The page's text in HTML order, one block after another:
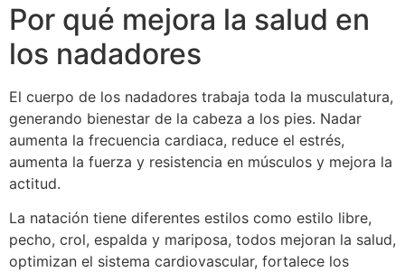
Por qué mejora la salud en
los nadadores
El cuerpo de los nadadores trabaja toda la musculatura,
generando bienestar de la cabeza a los pies. Nadar
aumenta la frecuencia cardiaca, reduce el estrés,
aumenta la fuerza y resistencia en músculos y mejora la
actitud.
La natación tiene diferentes estilos como estilo libre,
pecho, crol, espalda y mariposa, todos mejoran la salud,
optimizan el sistema cardiovascular, fortalece los